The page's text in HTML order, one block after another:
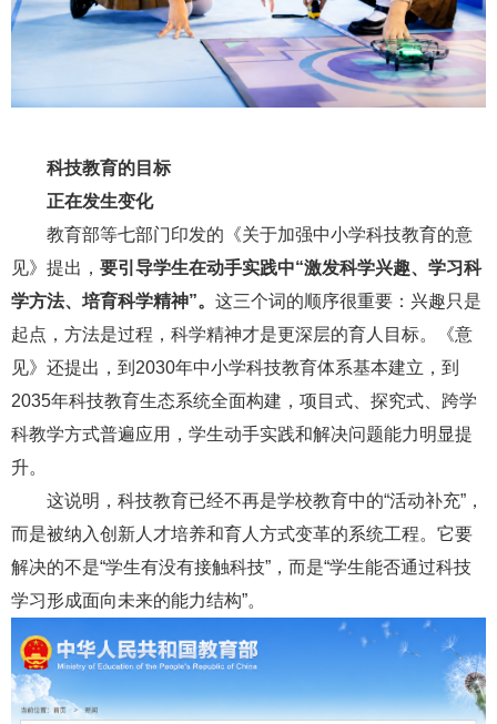
科技教育的目标
正在发生变化
教育部等七部门印发的《关于加强中小学科技教育的意
见》提出， 要引导学生在动手实践中“激发科学兴趣、学习科
学方法、培育科学精神”。 这三个词的顺序很重要：兴趣只是
起点，方法是过程，科学精神才是更深层的育人目标。《意
见》还提出，到2030年中小学科技教育体系基本建立，到
2035年科技教育生态系统全面构建，项目式、探究式、跨学
科教学方式普遍应用，学生动手实践和解决问题能力明显提
升。
这说明，科技教育已经不再是学校教育中的“活动补充”，
而是被纳入创新人才培养和育人方式变革的系统工程。它要
解决的不是“学生有没有接触科技”，而是“学生能否通过科技
学习形成面向未来的能力结构”。